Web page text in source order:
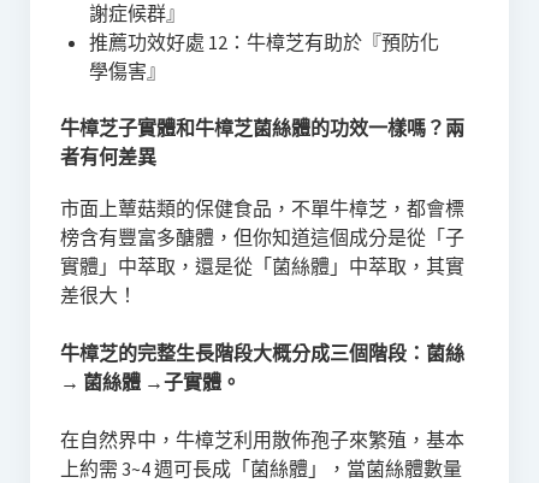
謝症候群』
推薦功效好處 12：牛樟芝有助於『預防化
學傷害』
牛樟芝子實體和牛樟芝菌絲體的功效一樣嗎？兩
者有何差異
市面上蕈菇類的保健食品，不單牛樟芝，都會標
榜含有豐富多醣體，但你知道這個成分是從「子
實體」中萃取，還是從「菌絲體」中萃取，其實
差很大！
牛樟芝的完整生長階段大概分成三個階段：菌絲
→ 菌絲體 →子實體。
在自然界中，牛樟芝利用散佈孢子來繁殖，基本
上約需 3~4 週可長成「菌絲體」，當菌絲體數量